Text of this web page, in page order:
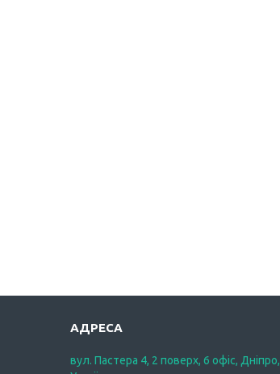
вул. Пастера 4, 2 поверх, 6 офіс, Дніпро,